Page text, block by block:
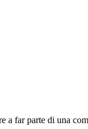
a far parte di una